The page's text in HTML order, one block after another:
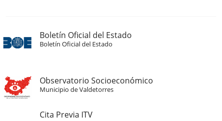
Boletín Oficial del Estado
Boletín Oficial del Estado
Observatorio Socioeconómico
Municipio de Valdetorres
Cita Previa ITV